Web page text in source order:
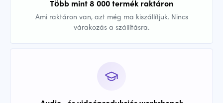
Több mint 8 000 termék raktáron
Ami raktáron van, azt még ma kiszállítjuk. Nincs
várakozás a szállításra.